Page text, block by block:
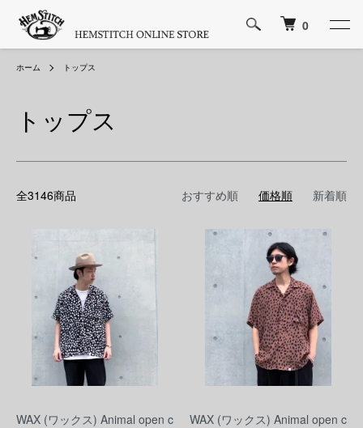
0
ホーム トップス
トップス
全3146商品 おすすめ順 価格順 新着順
WAX (ワックス) Animal open c
WAX (ワックス) Animal open c